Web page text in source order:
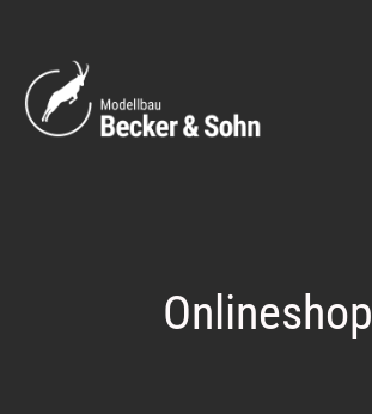
Onlineshop